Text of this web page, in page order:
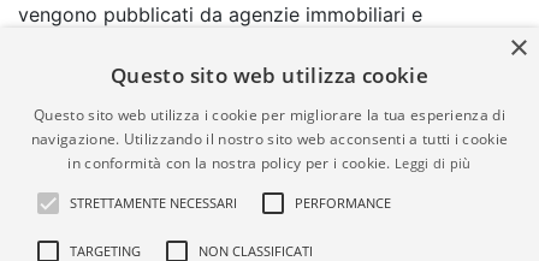
vengono pubblicati da agenzie immobiliari e
comporta l'approvazione o l'avallo da parte di
garanzia da parte di quest'ultima. immobiliare-italia.it
quindi non è responsabile della veridicità, della
correttezza, della completezza, della normativa in
materia di privacy e/o di alcun altro aspetto dei
suddetti annunci.
×
Questo sito web utilizza cookie
Questo sito web utilizza i cookie per migliorare la tua esperienza di
navigazione. Utilizzando il nostro sito web acconsenti a tutti i cookie
in conformità con la nostra policy per i cookie. Leggi di più
STRETTAMENTE NECESSARI PERFORMANCE
TARGETING NON CLASSIFICATI